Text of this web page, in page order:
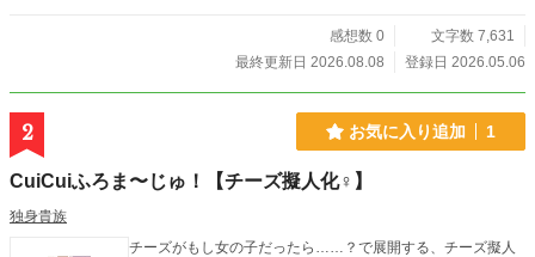
感想数 0
文字数 7,631
最終更新日 2026.08.08
登録日 2026.05.06
2 お気に入り追加 1
CuiCuiふろま〜じゅ！【チーズ擬人化♀】
独身貴族
チーズがもし女の子だったら……？で展開する、チーズ擬人